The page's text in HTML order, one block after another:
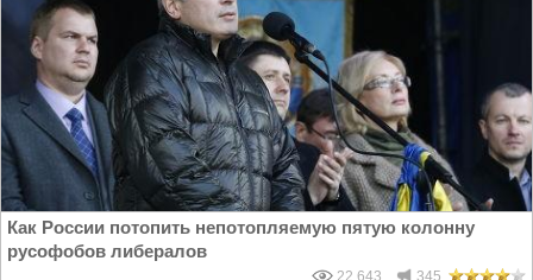
Как России потопить непотопляемую пятую колонну
русофобов либералов